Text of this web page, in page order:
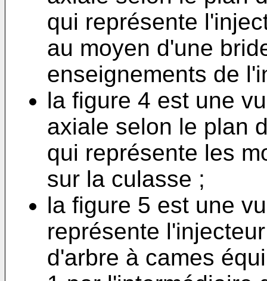
qui représente
au moyen d'une
enseignements de
la figure 4 est une
axiale selon le plan
qui représente les
sur la culasse ;
la figure 5 est une
représente
d'arbre à cames